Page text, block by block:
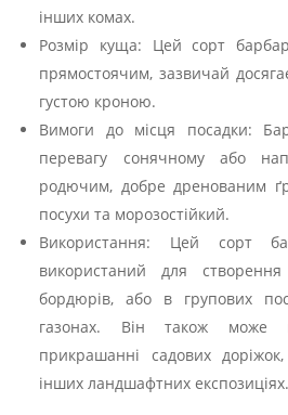
інших комах.
Розмір куща: Цей сорт
прямостоячим, зазвичай
густою кроною.
Вимоги до місця посадки:
перевагу сонячному або
родючим, добре дренованим
посухи та морозостійкий.
Використання: Цей сорт
використаний для
бордюрів, або в групових
газонах. Він також може
прикрашанні садових
інших ландшафтних експозиціях.